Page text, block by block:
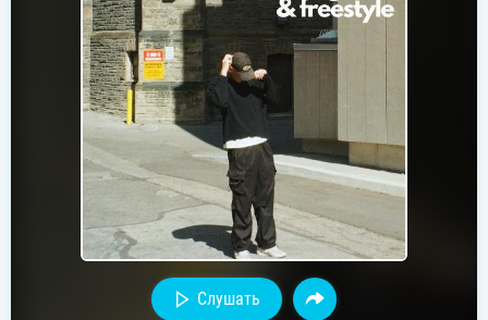
Слушать